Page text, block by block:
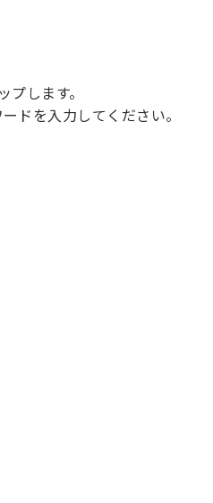
プします。
ドを入力してください。